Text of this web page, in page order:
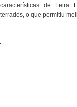
características de Feira
terrados, o que permitiu